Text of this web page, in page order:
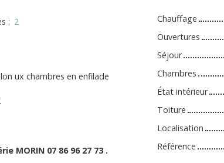
: 2
ux chambres en enfilade
MORIN 07 86 96 27 73 .
Chauffage
Ouvertures
Séjour
Chambres
État intérieur
Toiture
Localisation
Référence